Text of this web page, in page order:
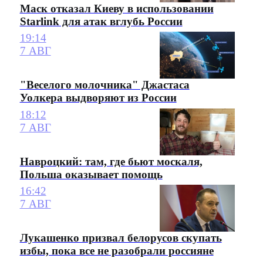
Маск отказал Киеву в использовании
Starlink для атак вглубь России
19:14
7 АВГ
"Веселого молочника" Джастаса
Уолкера выдворяют из России
18:12
7 АВГ
Навроцкий: там, где бьют москаля,
Польша оказывает помощь
16:42
7 АВГ
Лукашенко призвал белорусов скупать
избы, пока все не разобрали россияне